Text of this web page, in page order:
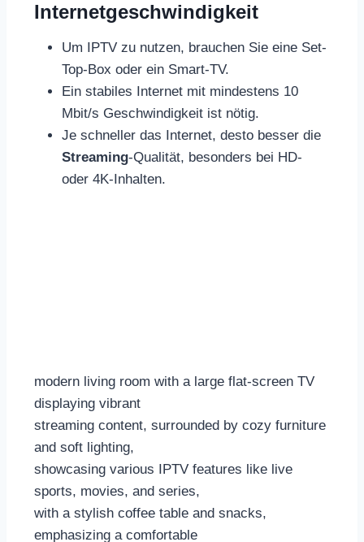
Internetgeschwindigkeit
Um IPTV zu nutzen, brauchen Sie eine Set-
Top-Box oder ein Smart-TV.
Ein stabiles Internet mit mindestens 10
Mbit/s Geschwindigkeit ist nötig.
Je schneller das Internet, desto besser die
Streaming-Qualität, besonders bei HD-
oder 4K-Inhalten.
modern living room with a large flat-screen TV
displaying vibrant
streaming content, surrounded by cozy furniture
and soft lighting,
showcasing various IPTV features like live
sports, movies, and series,
with a stylish coffee table and snacks,
emphasizing a comfortable